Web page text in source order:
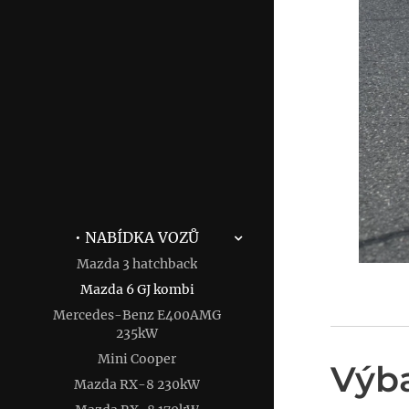
• NABÍDKA VOZŮ
Mazda 3 hatchback
Mazda 6 GJ kombi
Mercedes-Benz E400AMG
235kW
Mini Cooper
Mazda RX-8 230kW